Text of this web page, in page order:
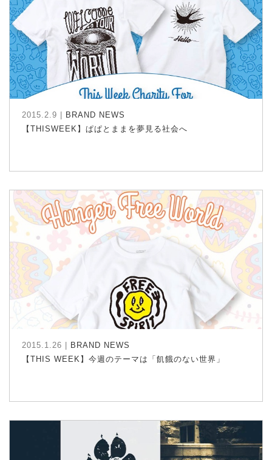
2015.2.9 |
BRAND NEWS
【THISWEEK】ぱぱとままを夢見る社会へ
2015.1.26 |
BRAND NEWS
【THIS WEEK】今週のテーマは「飢餓のない世界」